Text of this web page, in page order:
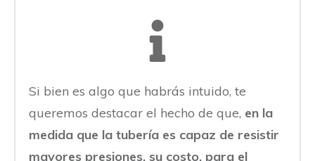
Si bien es algo que habrás intuido, te
queremos destacar el hecho de que, en la
medida que la tubería es capaz de resistir
mayores presiones, su costo, para el